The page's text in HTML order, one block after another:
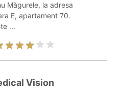
Măgurele, la adresa
E, apartament 70.
...
Vision